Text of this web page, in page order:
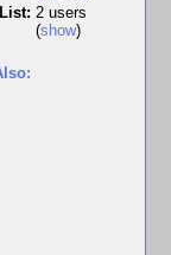
2 users
(show)